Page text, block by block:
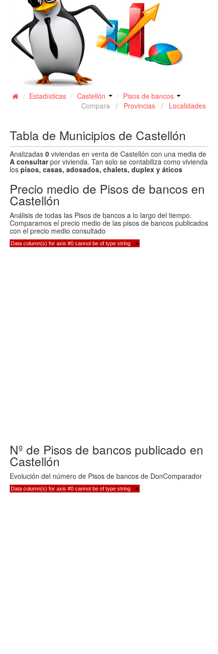
Contacto
/ Estadísticas / Castellón / Pisos de bancos
Compara / Provincias / Localidades
Tabla de Municipios de Castellón
Analizadas 0 viviendas en venta de Castellón con una media de
A consultarpor vivienda. Tan solo se contabiliza como vivienda
los pisos, casas, adosados, chalets, duplex y áticos
Precio medio de Pisos de bancos en
Castellón
Análisis de todas las Pisos de bancos a lo largo del tiempo.
Comparamos el precio medio de las pisos de bancos publicados
con el precio medio consultado
Data column(s) for axis #0 cannot be of type string ×
Nº de Pisos de bancos publicado en
Castellón
Evolución del número de Pisos de bancos de DonComparador
Data column(s) for axis #0 cannot be of type string ×